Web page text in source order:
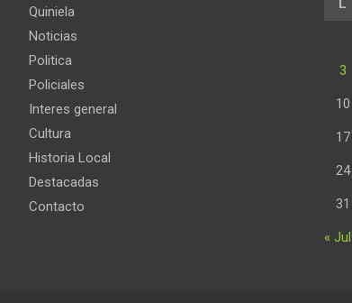
Quiniela
Noticias
Politica
Policiales
Interes general
Cultura
Historia Local
Destacadas
Contacto
L
3
10
17
24
31
« Jul